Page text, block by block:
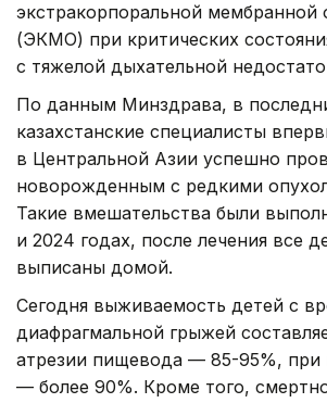
экстракорпоральной мембранной
(ЭКМО) при критических
с тяжелой дыхательной
По данным Минздрава, в
казахстанские специалисты
в Центральной Азии успешно
новорожденным с редкими
Такие вмешательства были
и 2024 годах, после лечения все
выписаны домой.
Сегодня выживаемость детей с
диафрагмальной грыжей
атрезии пищевода — 85-95%, при
— более 90%. Кроме того,